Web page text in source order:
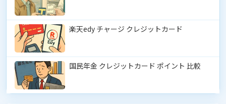
楽天edy チャージ クレジットカード
国民年金 クレジットカード ポイント 比較